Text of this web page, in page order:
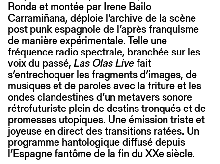
Ronda et montée par Irene Bailo
Carramiñana, déploie l’archive de la scène
post punk espagnole de l’après franquisme
de manière expérimentale. Telle une
fréquence radio spectrale, branchée sur les
voix du passé, Las Olas Livefait
s’entrechoquer les fragments d’images, de
musiques et de paroles avec la friture et les
ondes clandestines d’un metavers sonore
rétrofuturiste plein de destins tronqués et de
promesses utopiques. Une émission triste et
joyeuse en direct des transitions ratées. Un
programme hantologique diffusé depuis
l’Espagne fantôme de la fin du XXe siècle.